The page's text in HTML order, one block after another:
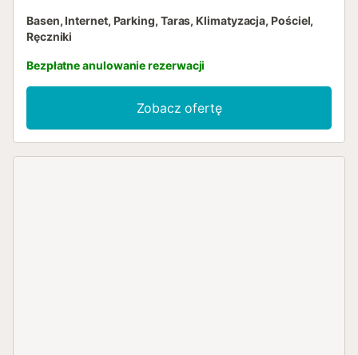
Basen, Internet, Parking, Taras, Klimatyzacja, Pościel,
Ręczniki
Bezpłatne anulowanie rezerwacji
Zobacz ofertę